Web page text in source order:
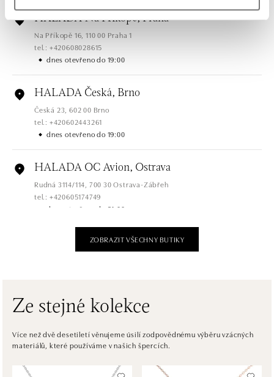
HALADA Na Příkopě, Praha
Na Příkopě 16, 110 00 Praha 1
tel.: +420608028615
dnes otevřeno do 19:00
HALADA Česká, Brno
Česká 23, 602 00 Brno
tel.: +420602443261
dnes otevřeno do 19:00
HALADA OC Avion, Ostrava
Rudná 3114/114, 700 30 Ostrava-Zábřeh
tel.: +420605174749
dnes otevřeno do 21:00
HALADA OC Eurovea, Bratislava
HALADA OC Avion, Bratislava
Ivanská cesta 16, 821 04 Bratislava
tel.: +421 917 090 372
ZOBRAZIT VŠECHNY BUTIKY
Ze stejné kolekce
Více než dvě desetiletí věnujeme úsilí zodpovědnému výběru vzácných
materiálů, které používáme v našich špercích.